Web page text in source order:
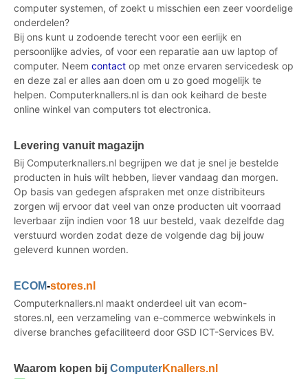
computer systemen, of zoekt u misschien een zeer voordelige
onderdelen?
Bij ons kunt u zodoende terecht voor een eerlijk en
persoonlijke advies, of voor een reparatie aan uw laptop of
computer. Neem contact op met onze ervaren servicedesk op
en deze zal er alles aan doen om u zo goed mogelijk te
helpen. Computerknallers.nl is dan ook keihard de beste
online winkel van computers tot electronica.
Levering vanuit magazijn
Bij Computerknallers.nl begrijpen we dat je snel je bestelde
producten in huis wilt hebben, liever vandaag dan morgen.
Op basis van gedegen afspraken met onze distribiteurs
zorgen wij ervoor dat veel van onze producten uit voorraad
leverbaar zijn indien voor 18 uur besteld, vaak dezelfde dag
verstuurd worden zodat deze de volgende dag bij jouw
geleverd kunnen worden.
ECOM-stores.nl
Computerknallers.nl maakt onderdeel uit van ecom-
stores.nl, een verzameling van e-commerce webwinkels in
diverse branches gefaciliteerd door GSD ICT-Services BV.
Waarom kopen bij ComputerKnallers.nl